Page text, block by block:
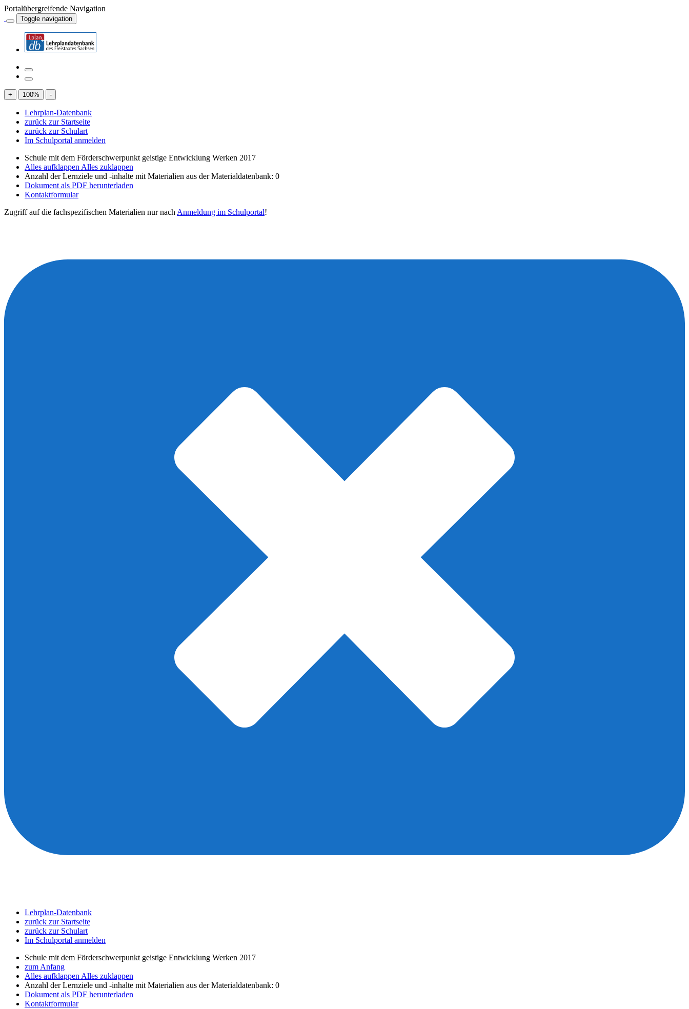
Portalübergreifende Navigation
Toggle navigation
+ 100% -
Lehrplan-Datenbank
zurück zur Startseite
zurück zur Schulart
Im Schulportal anmelden
Schule mit dem Förderschwerpunkt geistige Entwicklung Werken 2017
Alles aufklappen Alles zuklappen
Anzahl der Lernziele und -inhalte mit Materialien aus der Materialdatenbank: 0
Dokument als PDF herunterladen
Kontaktformular
Zugriff auf die fachspezifischen Materialien nur nach Anmeldung im Schulportal!
Lehrplan-Datenbank
zurück zur Startseite
zurück zur Schulart
Im Schulportal anmelden
Schule mit dem Förderschwerpunkt geistige Entwicklung Werken 2017
zum Anfang
Alles aufklappen Alles zuklappen
Anzahl der Lernziele und -inhalte mit Materialien aus der Materialdatenbank: 0
Dokument als PDF herunterladen
Kontaktformular